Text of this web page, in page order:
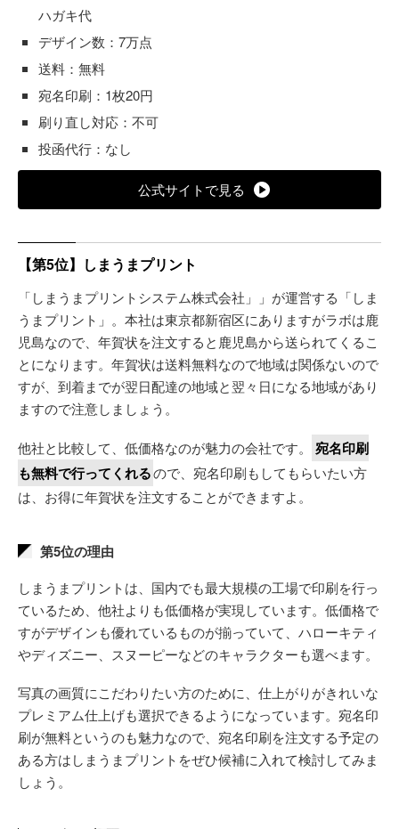
ハガキ代
デザイン数：7万点
送料：無料
宛名印刷：1枚20円
刷り直し対応：不可
投函代行：なし
公式サイトで見る
【第5位】しまうまプリント
「しまうまプリントシステム株式会社」」が運営する「しま
うまプリント」。本社は東京都新宿区にありますがラボは鹿
児島なので、年賀状を注文すると鹿児島から送られてくるこ
とになります。年賀状は送料無料なので地域は関係ないので
すが、到着までが翌日配達の地域と翌々日になる地域があり
ますので注意しましょう。
他社と比較して、低価格なのが魅力の会社です。
宛名印刷
も無料で行ってくれるので、宛名印刷もしてもらいたい方
は、お得に年賀状を注文することができますよ。
第5位の理由
しまうまプリントは、国内でも最大規模の工場で印刷を行っ
ているため、他社よりも低価格が実現しています。低価格で
すがデザインも優れているものが揃っていて、ハローキティ
やディズニー、スヌーピーなどのキャラクターも選べます。
写真の画質にこだわりたい方のために、仕上がりがきれいな
プレミアム仕上げも選択できるようになっています。宛名印
刷が無料というのも魅力なので、宛名印刷を注文する予定の
ある方はしまうまプリントをぜひ候補に入れて検討してみま
しょう。